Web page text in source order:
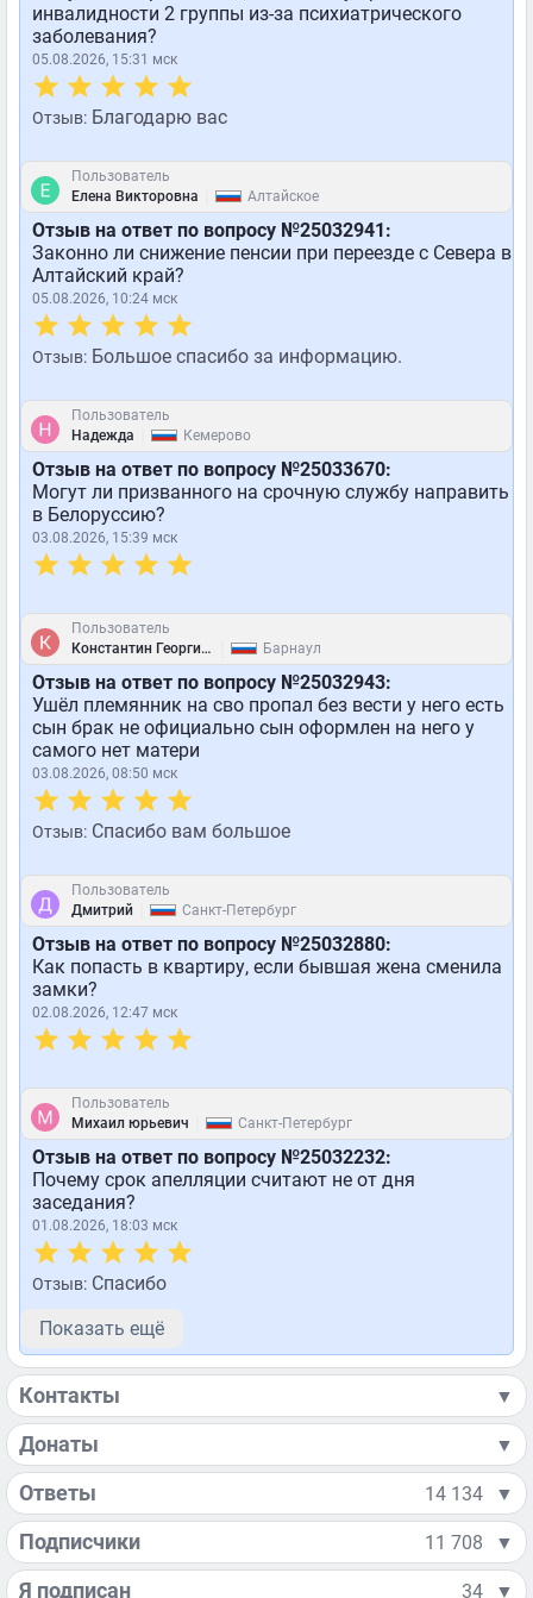
инвалидности 2 группы из-за психиатрического
заболевания?
05.08.2026, 15:31 мск
Отзыв: Благодарю вас
Пользователь
Елена Викторовна
Алтайское
Отзыв на ответ по вопросу №25032941:
Законно ли снижение пенсии при переезде с Севера в
Алтайский край?
05.08.2026, 10:24 мск
Отзыв: Большое спасибо за информацию.
Пользователь
Надежда
Кемерово
Отзыв на ответ по вопросу №25033670:
Могут ли призванного на срочную службу направить
в Белоруссию?
03.08.2026, 15:39 мск
Пользователь
Константин Георгиевич
Барнаул
Отзыв на ответ по вопросу №25032943:
Ушёл племянник на сво пропал без вести у него есть
сын брак не официально сын оформлен на него у
самого нет матери
03.08.2026, 08:50 мск
Отзыв: Спасибо вам большое
Пользователь
Дмитрий
Санкт-Петербург
Отзыв на ответ по вопросу №25032880:
Как попасть в квартиру, если бывшая жена сменила
замки?
02.08.2026, 12:47 мск
Пользователь
Михаил юрьевич
Санкт-Петербург
Отзыв на ответ по вопросу №25032232:
Почему срок апелляции считают не от дня
заседания?
01.08.2026, 18:03 мск
Отзыв: Спасибо
Показать ещё
Контакты ▼
Донаты ▼
Ответы 14 134 ▼
Подписчики 11 708 ▼
Я подписан 34 ▼